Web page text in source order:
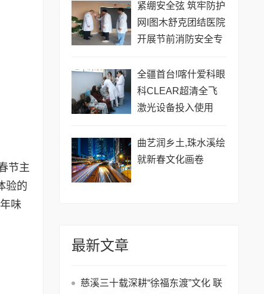
节主
验的
味
紧绷安全弦 筑牢防护
网I图木舒克团结医院
开展节前消防安全专
全疆首台!喀什爱科眼
科CLEAR超清全飞
激光设备投入使用
曲艺润乡土,珠水溪绘
就新春文化画卷
最新文章
慈溪三十载深耕“徐福东渡”文化 联